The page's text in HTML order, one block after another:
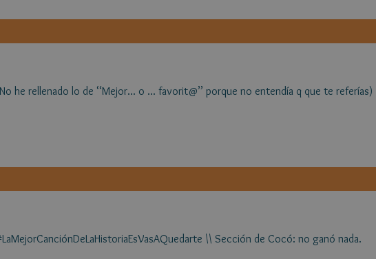
he rellenado lo de ‘‘Mejor... o ... favorit@’’ porque no entendía q que te referías)
\\ Sección de Cocó: no ganó nada.